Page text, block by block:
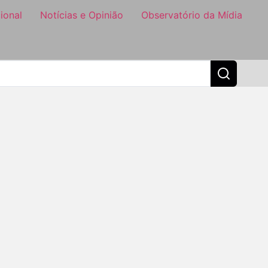
Notícias e Opinião Observatório da Mídia